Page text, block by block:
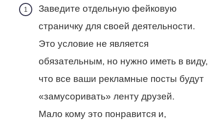
Заведите отдельную фейковую
страничку для своей деятельности.
Это условие не является
обязательным, но нужно иметь в виду,
что все ваши рекламные посты будут
«замусоривать» ленту друзей.
Мало кому это понравится и,